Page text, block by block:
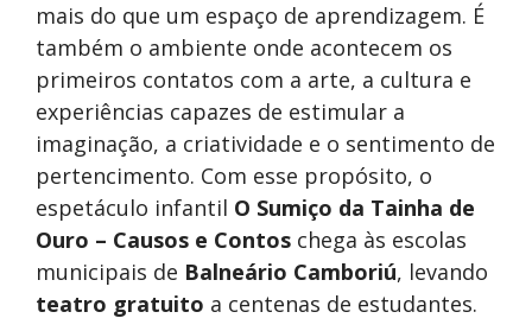
mais do que um espaço de aprendizagem. É
também o ambiente onde acontecem os
primeiros contatos com a arte, a cultura e
experiências capazes de estimular a
imaginação, a criatividade e o sentimento de
pertencimento. Com esse propósito, o
espetáculo infantil O Sumiço da Tainha de
Ouro – Causos e Contos chega às escolas
municipais de Balneário Camboriú, levando
teatro gratuito a centenas de estudantes.